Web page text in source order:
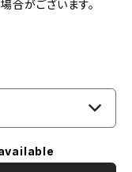
合がございます。